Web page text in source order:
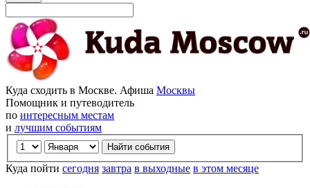
Куда сходить в Москве. Афиша Москвы
Помощник и путеводитель
по интересным местам
и лучшим событиям
Куда пойти сегодня завтра в выходные в этом месяце